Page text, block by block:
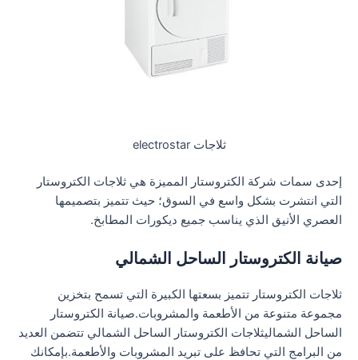
ثلاجات electrostar
إحدى سمات شركة الكتروستار المميزة هي ثلاجات الكتروستار
التي انتشرت بشكل واسع في السوق؛ حيث تتميز بتصميمها
العصري الأنيق الذي يناسب جميع ديكورات المطابخ.
صيانة الكتروستار الساحل الشمالي
ثلاجات الكتروستار تتميز بسعتها الكبيرة التي تسمح بتخزين
مجموعة متنوعة من الأطعمة والمشروبات.صيانة الكتروستار
الساحل الشماليثلاجات الكتروستار الساحل الشمالي تتضمن العديد
من البرامج التي تحافظ على تبريد المشروبات والأطعمة.بإمكانك